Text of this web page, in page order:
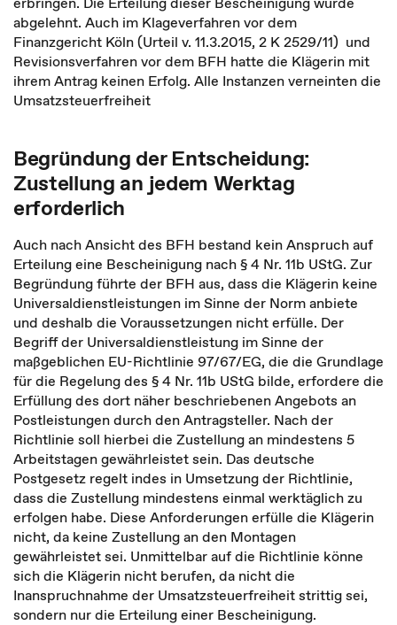
abgelehnt. Auch im Klageverfahren vor dem
Finanzgericht Köln (Urteil v. 11.3.2015, 2 K 2529/11) und
Revisionsverfahren vor dem BFH hatte die Klägerin mit
ihrem Antrag keinen Erfolg. Alle Instanzen verneinten die
Umsatzsteuerfreiheit
Begründung der Entscheidung:
Zustellung an jedem Werktag
erforderlich
Auch nach Ansicht des BFH bestand kein Anspruch auf
Erteilung eine Bescheinigung nach § 4 Nr. 11b UStG. Zur
Begründung führte der BFH aus, dass die Klägerin keine
Universaldienstleistungen im Sinne der Norm anbiete
und deshalb die Voraussetzungen nicht erfülle. Der
Begriff der Universaldienstleistung im Sinne der
maßgeblichen EU-Richtlinie 97/67/EG, die die Grundlage
für die Regelung des § 4 Nr. 11b UStG bilde, erfordere die
Erfüllung des dort näher beschriebenen Angebots an
Postleistungen durch den Antragsteller. Nach der
Richtlinie soll hierbei die Zustellung an mindestens 5
Arbeitstagen gewährleistet sein. Das deutsche
Postgesetz regelt indes in Umsetzung der Richtlinie,
dass die Zustellung mindestens einmal werktäglich zu
erfolgen habe. Diese Anforderungen erfülle die Klägerin
nicht, da keine Zustellung an den Montagen
gewährleistet sei. Unmittelbar auf die Richtlinie könne
sich die Klägerin nicht berufen, da nicht die
Inanspruchnahme der Umsatzsteuerfreiheit strittig sei,
sondern nur die Erteilung einer Bescheinigung.